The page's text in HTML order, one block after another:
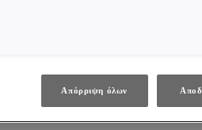
Απόρριψη όλων